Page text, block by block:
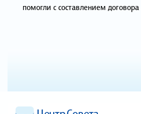
помогли с составлением договора